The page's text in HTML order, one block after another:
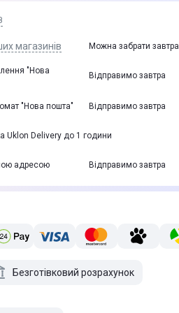
магазинів Можна забрати завтра
"Нова
Відправимо завтра
"Нова пошта" Відправимо завтра
Uklon Delivery до 1 години
адресою Відправимо завтра
Безготівковий розрахунок